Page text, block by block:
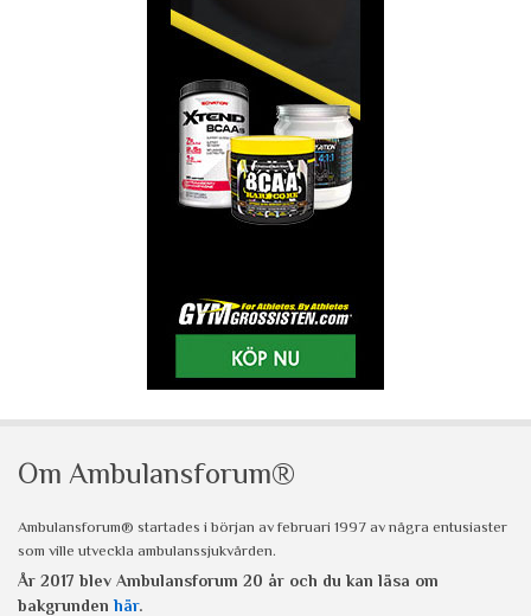
Om Ambulansforum®
Ambulansforum® startades i början av februari 1997 av några entusiaster
som ville utveckla ambulanssjukvården.
År 2017 blev Ambulansforum 20 år och du kan läsa om
bakgrunden här.